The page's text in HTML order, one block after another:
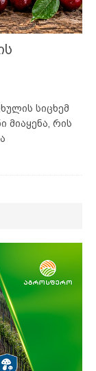
სიცხემ
მიაყენა, რის